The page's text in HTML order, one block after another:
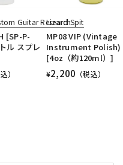
Guitar Research
[SP-P-
ル スプレ
）
Lizard Spit
MP08 VIP (Vintage
Instrument Polish)
[4oz（約120ml）]
¥2,200 （税込）